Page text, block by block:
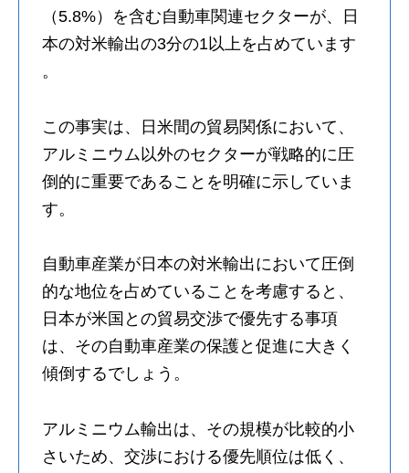
（5.8%）を含む自動車関連セクターが、日
本の対米輸出の3分の1以上を占めています
。
この事実は、日米間の貿易関係において、
アルミニウム以外のセクターが戦略的に圧
倒的に重要であることを明確に示していま
す。
自動車産業が日本の対米輸出において圧倒
的な地位を占めていることを考慮すると、
日本が米国との貿易交渉で優先する事項
は、その自動車産業の保護と促進に大きく
傾倒するでしょう。
アルミニウム輸出は、その規模が比較的小
さいため、交渉における優先順位は低く、